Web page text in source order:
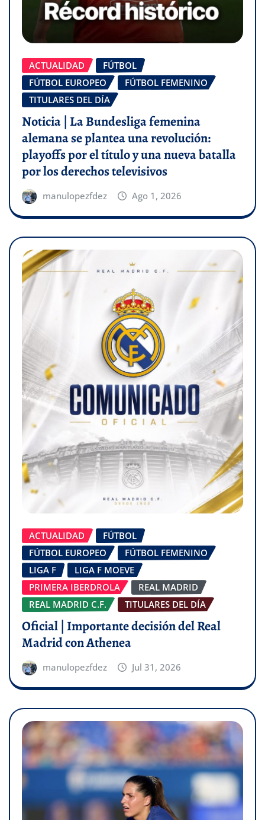
ACTUALIDAD
FÚTBOL
FÚTBOL EUROPEO
FÚTBOL FEMENINO
TITULARES DEL DÍA
Noticia | La Bundesliga femenina
alemana se plantea una revolución:
playoffs por el título y una nueva batalla
por los derechos televisivos
manulopezfdez Ago 1, 2026
ACTUALIDAD
FÚTBOL
FÚTBOL EUROPEO
FÚTBOL FEMENINO
LIGA F
LIGA F MOEVE
PRIMERA IBERDROLA
REAL MADRID
REAL MADRID C.F.
TITULARES DEL DÍA
Oficial | Importante decisión del Real
Madrid con Athenea
manulopezfdez Jul 31, 2026